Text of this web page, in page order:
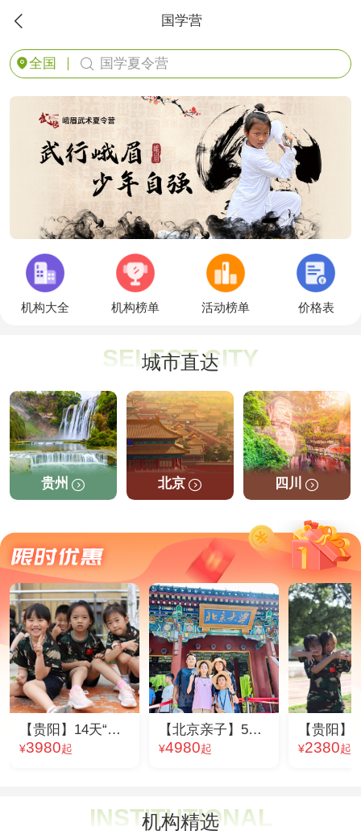
 国学营
全国  国学夏令营
机构大全 机构榜单 活动榜单 价格表
SELECT CITY
城市直达
贵州  北京  四川 
【贵阳】14天“先锋特战”军事磨炼夏令营|城市生存训练
¥3980起
【北京亲子】5天何以燕京夏令
¥4980起
【贵阳
¥2380起
INSTITUTIONAL
机构精选